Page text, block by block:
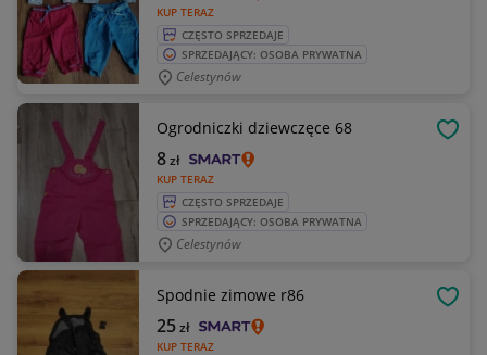
KUP TERAZ
CZĘSTO SPRZEDAJE
SPRZEDAJĄCY: OSOBA PRYWATNA
Celestynów
Ogrodniczki dziewczęce 68
KUP TERAZ
8zł
CZĘSTO SPRZEDAJE
SPRZEDAJĄCY: OSOBA PRYWATNA
Celestynów
Spodnie zimowe r86
KUP TERAZ
25zł